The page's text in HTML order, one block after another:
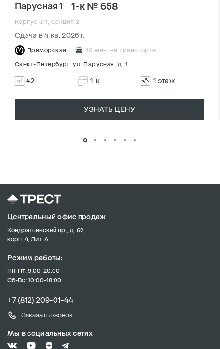
Парусная 1 1-к № 658
Корпус 3.1, Секция 2
Сдача в 4 кв. 2026 г.
Приморская 10 мин. на транспорте
Санкт-Петербург, ул. Парусная, д. 1
42 1-к 1 этаж
УЗНАТЬ ЦЕНУ
Центральный офис продаж
Кондратьевский пр., д. 62,
корп. 4, Лит. А
Режим работы:
Пн-Пт: 9:00-20:00
Сб-Вс: 10:00-18:00
+7 (812) 209-01-44
Заказать звонок
Мы в социальных сетях